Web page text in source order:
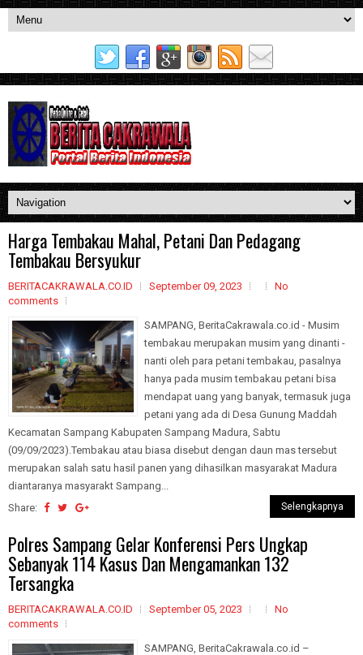
Harga Tembakau Mahal, Petani Dan Pedagang
Tembakau Bersyukur
BERITACAKRAWALA.CO.ID September 09, 2023
No
comments
SAMPANG, BeritaCakrawala.co.id - Musim
tembakau merupakan musim yang dinanti -
nanti oleh para petani tembakau, pasalnya
hanya pada musim tembakau petani bisa
mendapat uang yang banyak, termasuk juga
petani yang ada di Desa Gunung Maddah
Kecamatan Sampang Kabupaten Sampang Madura, Sabtu
(09/09/2023).Tembakau atau biasa disebut dengan daun mas tersebut
merupakan salah satu hasil panen yang dihasilkan masyarakat Madura
diantaranya masyarakt Sampang...
Share:
Selengkapnya
Polres Sampang Gelar Konferensi Pers Ungkap
Sebanyak 114 Kasus Dan Mengamankan 132
Tersangka
BERITACAKRAWALA.CO.ID September 05, 2023
No
comments
SAMPANG, BeritaCakrawala.co.id –